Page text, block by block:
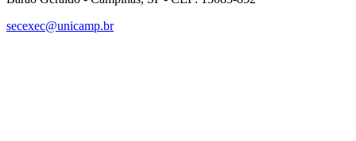
secexec@unicamp.br